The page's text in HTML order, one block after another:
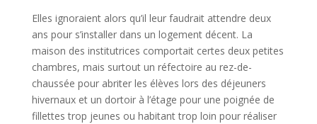
Elles ignoraient alors qu’il leur faudrait attendre deux
ans pour s’installer dans un logement décent. La
maison des institutrices comportait certes deux petites
chambres, mais surtout un réfectoire au rez-de-
chaussée pour abriter les élèves lors des déjeuners
hivernaux et un dortoir à l’étage pour une poignée de
fillettes trop jeunes ou habitant trop loin pour réaliser